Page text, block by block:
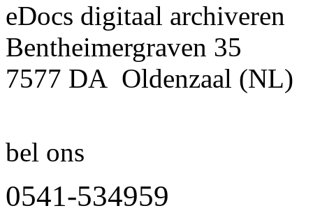
eDocs digitaal archiveren
Bentheimergraven 35
7577 DA Oldenzaal (NL)
bel ons
0541-534959